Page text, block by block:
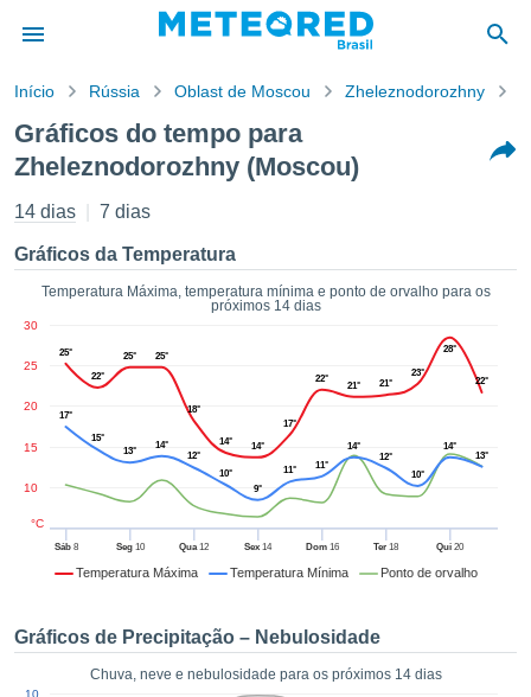
da
por
que as
a este
opções:
e
digital
ou
permite-
a nossa
Início Rússia Oblast de Moscou Zheleznodorozhny
Gráficos do tempo para
Zheleznodorozhny (Moscou)
14 dias 7 dias
Gráficos da Temperatura
Temperatura Máxima, temperatura mínima e ponto de orvalho para os
próximos 14 dias
Temperatura Máxima Temperatura Mínima Ponto de orvalho
Sáb8 Seg10 Qua12 Sex 14 Dom16 Ter 18 Qui 20
10
15
20
25
30
°C
25°
22°
25° 25°
18°
14° 14°
17°
22°
21° 21°
23°
28°
22°
17°
15°
13°
14°
12°
10°
9°
11° 11°
14°
12°
10°
14°
13°
Gráficos de Precipitação – Nebulosidade
Chuva, neve e nebulosidade para os próximos 14 dias
10